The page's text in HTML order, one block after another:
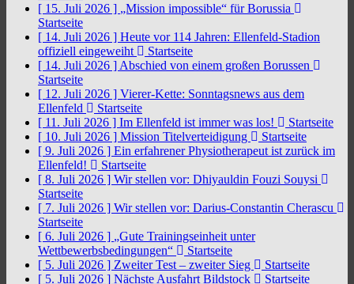
[ 15. Juli 2026 ] „Mission impossible“ für Borussia
Startseite
[ 14. Juli 2026 ] Heute vor 114 Jahren: Ellenfeld-Stadion
offiziell eingeweiht
Startseite
[ 14. Juli 2026 ] Abschied von einem großen Borussen
Startseite
[ 12. Juli 2026 ] Vierer-Kette: Sonntagsnews aus dem
Ellenfeld
Startseite
[ 11. Juli 2026 ] Im Ellenfeld ist immer was los!
Startseite
[ 10. Juli 2026 ] Mission Titelverteidigung
Startseite
[ 9. Juli 2026 ] Ein erfahrener Physiotherapeut ist zurück im
Ellenfeld!
Startseite
[ 8. Juli 2026 ] Wir stellen vor: Dhiyauldin Fouzi Souysi
Startseite
[ 7. Juli 2026 ] Wir stellen vor: Darius-Constantin Cherascu
Startseite
[ 6. Juli 2026 ] „Gute Trainingseinheit unter
Wettbewerbsbedingungen“
Startseite
[ 5. Juli 2026 ] Zweiter Test – zweiter Sieg
Startseite
[ 5. Juli 2026 ] Nächste Ausfahrt Bildstock
Startseite